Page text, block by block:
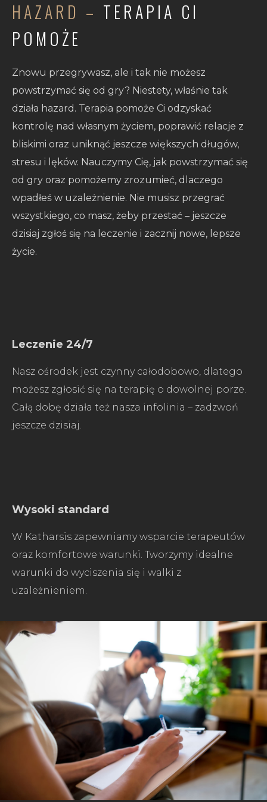
HAZARD – TERAPIA CI
POMOŻE
Znowu przegrywasz, ale i tak nie możesz
powstrzymać się od gry? Niestety, właśnie tak
działa hazard. Terapia pomoże Ci odzyskać
kontrolę nad własnym życiem, poprawić relacje z
bliskimi oraz uniknąć jeszcze większych długów,
stresu i lęków. Nauczymy Cię, jak powstrzymać się
od gry oraz pomożemy zrozumieć, dlaczego
wpadłeś w uzależnienie. Nie musisz przegrać
wszystkiego, co masz, żeby przestać – jeszcze
dzisiaj zgłoś się na leczenie i zacznij nowe, lepsze
życie.
Leczenie 24/7
Nasz ośrodek jest czynny całodobowo, dlatego
możesz zgłosić się na terapię o dowolnej porze.
Całą dobę działa też nasza infolinia – zadzwoń
jeszcze dzisiaj.
Wysoki standard
W Katharsis zapewniamy wsparcie terapeutów
oraz komfortowe warunki. Tworzymy idealne
warunki do wyciszenia się i walki z
uzależnieniem.